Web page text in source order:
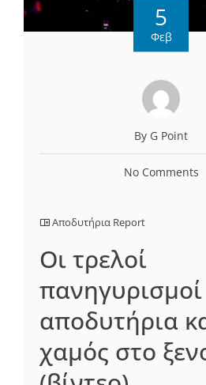
5
Φεβ
By G Point
No Comments
Αποδυτήρια Report
Οι τρελοί
αποδυτήρια
χαμός στο